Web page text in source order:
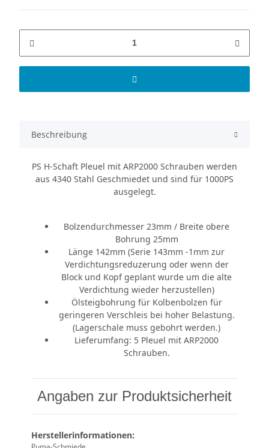
Beschreibung
PS H-Schaft Pleuel mit ARP2000 Schrauben werden
aus 4340 Stahl Geschmiedet und sind für 1000PS
ausgelegt.
Bolzendurchmesser 23mm / Breite obere
Bohrung 25mm
Länge 142mm (Serie 143mm -1mm zur
Verdichtungsreduzerung oder wenn der
Block und Kopf geplant wurde um die alte
Verdichtung wieder herzustellen)
Ölsteigbohrung für Kolbenbolzen für
geringeren Verschleis bei hoher Belastung.
(Lagerschale muss gebohrt werden.)
Lieferumfang: 5 Pleuel mit ARP2000
Schrauben.
Angaben zur Produktsicherheit
Herstellerinformationen: